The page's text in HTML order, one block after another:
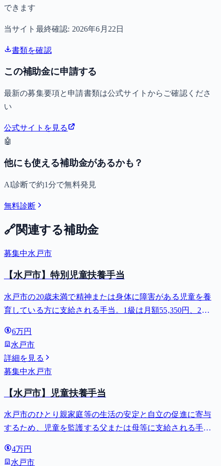
できます
当サイト最終確認: 2026年6月22日
書類を確認
この補助金に申請する
最新の募集要項と申請書類は公式サイトからご確認くださ
い
公式サイトを見る
🤖
他にも使える補助金があるかも？
AI診断で約1分で無料発見
無料診断
🔗関連する補助金
募集中水戸市
【水戸市】特別児童扶養手当
水戸市の20歳未満で精神または身体に障害がある児童を養
育している方に支給される手当。1級は月額55,350円、2級
6万円
水戸市
詳細を見る
募集中水戸市
【水戸市】児童扶養手当
水戸市のひとり親家庭等の生活の安定と自立の促進に寄与
するため、児童を監護する父または母等に支給される手
4万円
水戸市